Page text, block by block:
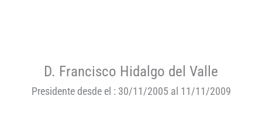
D. Francisco Hidalgo del Valle
Presidente desde el : 30/11/2005 al 11/11/2009